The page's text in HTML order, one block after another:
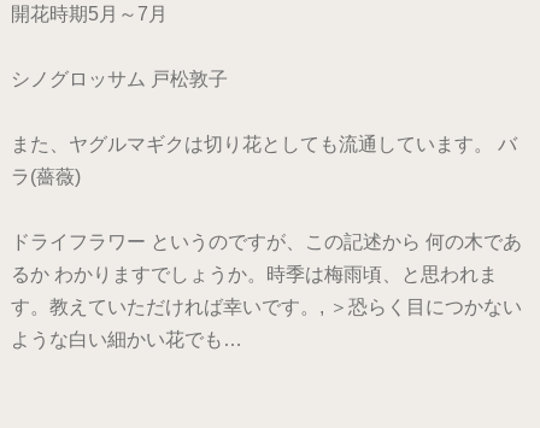
開花時期5月～7月
シノグロッサム 戸松敦子
また、ヤグルマギクは切り花としても流通しています。 バ
ラ(薔薇)
ドライフラワー というのですが、この記述から 何の木であ
るか わかりますでしょうか。時季は梅雨頃、と思われま
す。教えていただければ幸いです。, ＞恐らく目につかない
ような白い細かい花でも…